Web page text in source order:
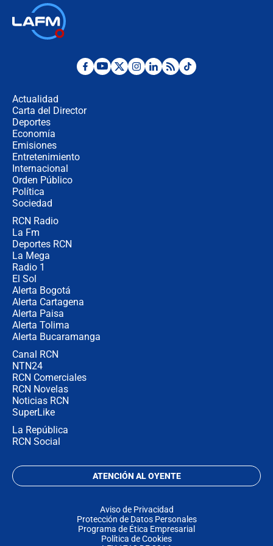
Posesión de Abelardo De La Espriella
Actualidad
Carta del Director
Deportes
Economía
Emisiones
Entretenimiento
Internacional
Orden Público
Política
Sociedad
RCN Radio
La Fm
Deportes RCN
La Mega
Radio 1
El Sol
Alerta Bogotá
Alerta Cartagena
Alerta Paisa
Alerta Tolima
Alerta Bucaramanga
Canal RCN
NTN24
RCN Comerciales
RCN Novelas
Noticias RCN
SuperLike
La República
RCN Social
ATENCIÓN AL OYENTE
Aviso de Privacidad
Protección de Datos Personales
Programa de Ética Empresarial
Política de Cookies